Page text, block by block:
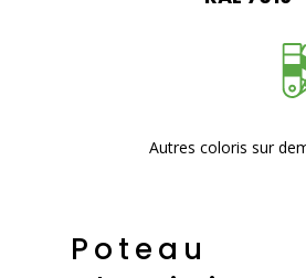
Autres coloris sur
Poteau